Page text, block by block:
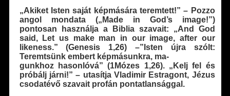
„Akiket Isten saját képmására teremtett!” – Pozzo
angol mondata („Made in God’s image!”)
pontosan használja a Biblia szavait: „And God
said, Let us make man in our image, after our
likeness.” (Genesis 1,26) –”Isten újra szólt:
Teremtsünk embert képmásunkra, ma-
gunkhoz hasonlóvá” (1Mózes 1,26). „Kelj fel és
próbálj járni!” – utasítja Vladimir Estragont, Jézus
csodatévő szavait profán pontatlansággal.